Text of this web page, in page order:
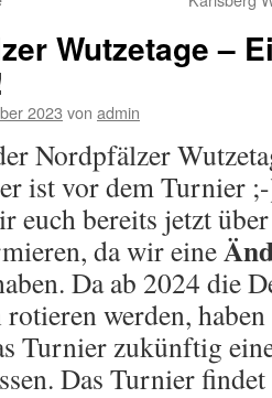
Wutzetage –
2023 von admin
Nordpfälzer
ist vor dem Turnier
euch bereits jetzt
da wir eine
Da ab 2024 die
werden,
Turnier zukünftig
Das Turnier